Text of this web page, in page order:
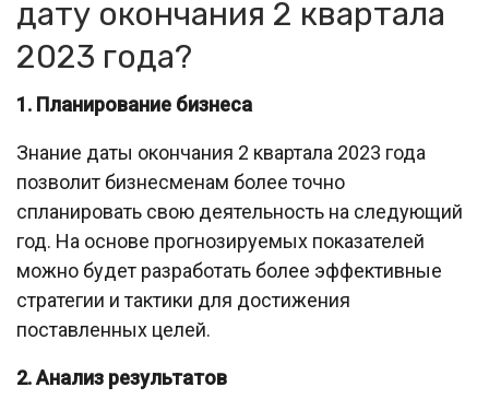
дату окончания 2 квартала
2023 года?
1. Планирование бизнеса
Знание даты окончания 2 квартала 2023 года
позволит бизнесменам более точно
спланировать свою деятельность на следующий
год. На основе прогнозируемых показателей
можно будет разработать более эффективные
стратегии и тактики для достижения
поставленных целей.
2. Анализ результатов